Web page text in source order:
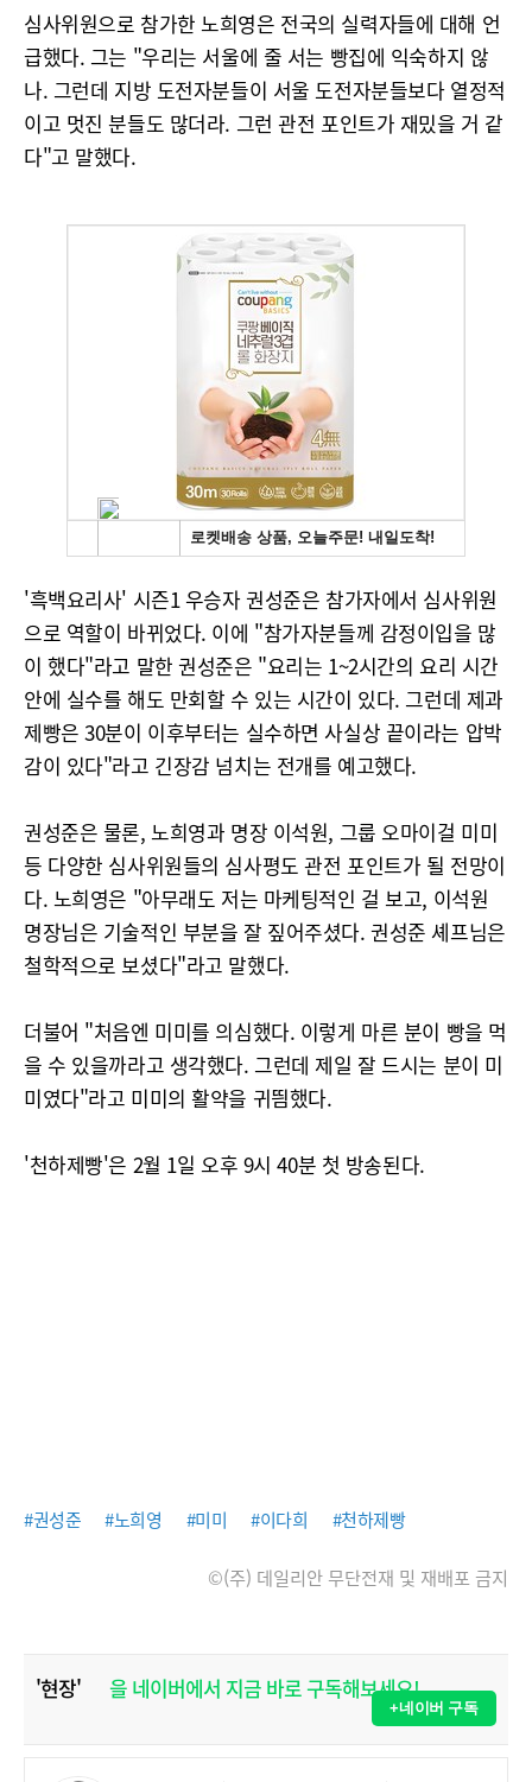
심사위원으로 참가한 노희영은 전국의 실력자들에 대해 언
급했다. 그는 "우리는 서울에 줄 서는 빵집에 익숙하지 않
나. 그런데 지방 도전자분들이 서울 도전자분들보다 열정적
이고 멋진 분들도 많더라. 그런 관전 포인트가 재밌을 거 같
다"고 말했다.
'흑백요리사' 시즌1 우승자 권성준은 참가자에서 심사위원
으로 역할이 바뀌었다. 이에 "참가자분들께 감정이입을 많
이 했다"라고 말한 권성준은 "요리는 1~2시간의 요리 시간
안에 실수를 해도 만회할 수 있는 시간이 있다. 그런데 제과
제빵은 30분이 이후부터는 실수하면 사실상 끝이라는 압박
감이 있다"라고 긴장감 넘치는 전개를 예고했다.
권성준은 물론, 노희영과 명장 이석원, 그룹 오마이걸 미미
등 다양한 심사위원들의 심사평도 관전 포인트가 될 전망이
다. 노희영은 "아무래도 저는 마케팅적인 걸 보고, 이석원
명장님은 기술적인 부분을 잘 짚어주셨다. 권성준 셰프님은
철학적으로 보셨다"라고 말했다.
더불어 "처음엔 미미를 의심했다. 이렇게 마른 분이 빵을 먹
을 수 있을까라고 생각했다. 그런데 제일 잘 드시는 분이 미
미였다"라고 미미의 활약을 귀띔했다.
'천하제빵'은 2월 1일 오후 9시 40분 첫 방송된다.
#권성준 #노희영 #미미 #이다희 #천하제빵
©(주) 데일리안 무단전재 및 재배포 금지
'현장' 을 네이버에서 지금 바로 구독해보세요!
+네이버 구독